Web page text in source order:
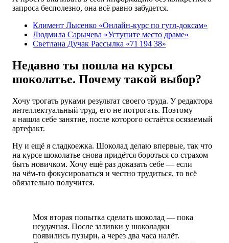
запроса бесполезно, она всё равно забудется.
Климент Лысенко «Онлайн-курс по гугл-доксам»
Людмила Сарычева «Уступите место драме»
Светлана Дучак Рассылка «71 194 38»
Недавно ты пошла на курсы
шоколатье. Почему такой выбор?
Хочу трогать руками результат своего труда. У редактора
интеллектуальный труд, его не потрогать. Поэтому
я нашла себе занятие, после которого остаётся осязаемый
артефакт.
Ну и ещё я сладкоежка. Шоколад делаю впервые, так что
на курсе шоколатье снова придётся бороться со страхом
быть новичком. Хочу ещё раз доказать себе — если
на чём-то фокусироваться и честно трудиться, то всё
обязательно получится.
Моя вторая попытка сделать шоколад — пока
неудачная. После заливки у шоколадки
появились пузыри, а через два часа налёт.